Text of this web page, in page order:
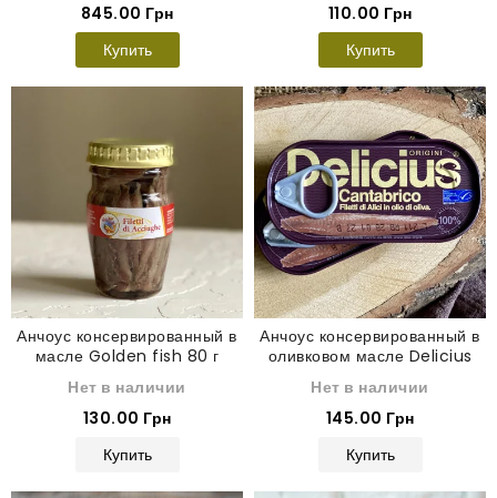
845.00 Грн
Купить
110.00 Грн
Купить
Анчоус консервированный в
масле Golden fish 80 г
Нет в наличии
130.00 Грн
Купить
Анчоус консервированный в
оливковом масле Delicius
Нет в наличии
145.00 Грн
Купить